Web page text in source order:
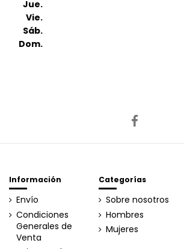
Jue.
Vie.
Sáb.
Dom.
Información
Envío
Condiciones
Generales de
Venta
Categorías
Sobre nosotros
Hombres
Mujeres